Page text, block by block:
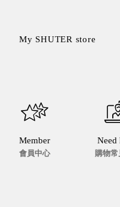
My SHUTER store
Member
會員中心
Need
購物常